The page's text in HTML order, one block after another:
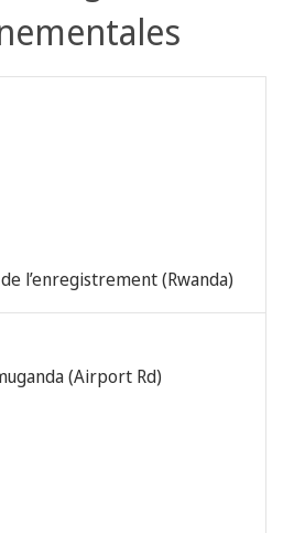
l’enregistrement (Rwanda)
(Airport Rd)